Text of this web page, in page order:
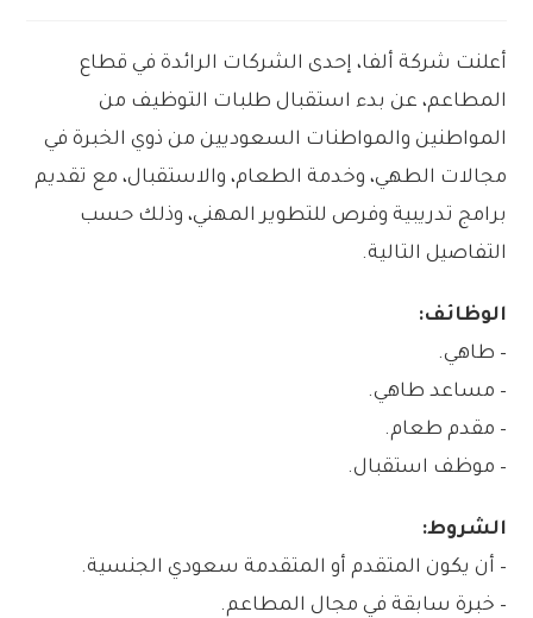
أعلنت شركة ألفا، إحدى الشركات الرائدة في قطاع
المطاعم، عن بدء استقبال طلبات التوظيف من
المواطنين والمواطنات السعوديين من ذوي الخبرة في
مجالات الطهي، وخدمة الطعام، والاستقبال، مع تقديم
برامج تدريبية وفرص للتطوير المهني، وذلك حسب
التفاصيل التالية.
الوظائف:
– طاهي.
– مساعد طاهي.
– مقدم طعام.
– موظف استقبال.
الشروط:
– أن يكون المتقدم أو المتقدمة سعودي الجنسية.
– خبرة سابقة في مجال المطاعم.